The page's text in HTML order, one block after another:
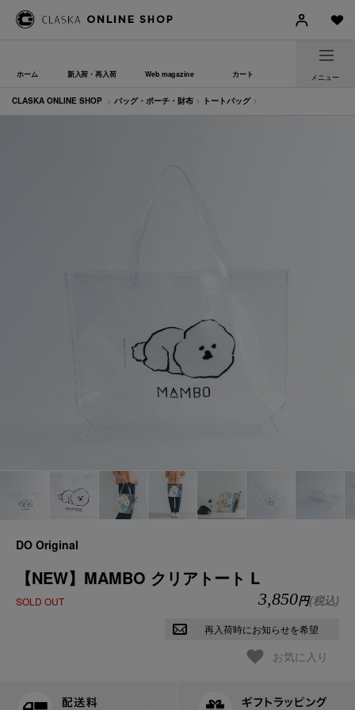
ホーム 新入荷・再入荷 Web magazine カート メニュー
CLASKA ONLINE SHOP > バッグ・ポーチ・財布 > トートバッグ>
DO Original
【NEW】MAMBO クリアトート L
SOLD OUT 3,850円(税込)
再入荷時にお知らせを希望
お気に入り